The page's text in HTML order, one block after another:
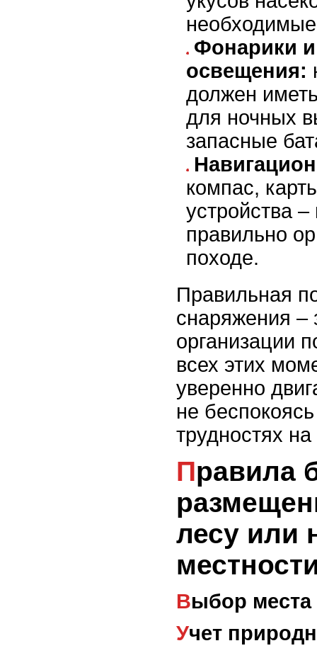
Фонарики
освещения:
должен
для ночных
запасные
компас,
устройства
правильно
походе.
Правильная
снаряжения –
организации
всех этих
уверенно
не
трудностях на
Правила безопасного
лесу или
Выбор
Учет